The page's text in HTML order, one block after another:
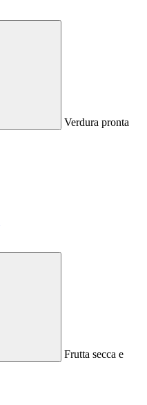
Verdura pronta
Frutta secca e